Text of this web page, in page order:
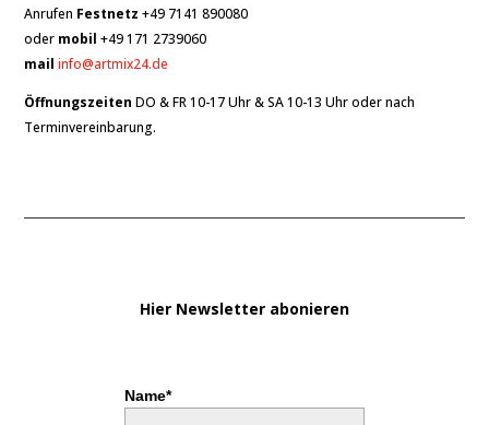
Anrufen Festnetz +49 7141 890080
oder mobil +49 171 2739060
mailinfo@artmix24.de
Öffnungszeiten DO & FR 10-17 Uhr & SA 10-13 Uhr oder nach
Terminvereinbarung.
Hier Newsletter abonieren
Name*